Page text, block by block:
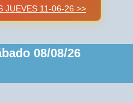
JUEVES 11-06-26 >>
08/08/26